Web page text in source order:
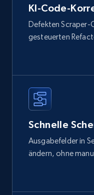
KI-Code-
Defekten
gesteuerten
Schnelle
Ausgabefelder in
ändern, ohne